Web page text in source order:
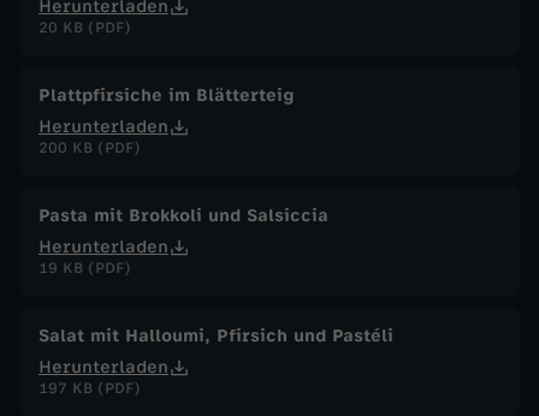
Herunterladen
20 KB (PDF)
Plattpfirsiche im Blätterteig
Herunterladen
200 KB (PDF)
Pasta mit Brokkoli und Salsiccia
Herunterladen
19 KB (PDF)
Salat mit Halloumi, Pfirsich und Pastéli
Herunterladen
197 KB (PDF)